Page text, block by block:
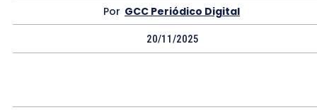
Por GCC Periódico Digital
20/11/2025